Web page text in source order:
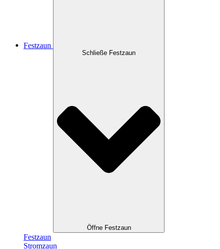
Festzaun
Schließe Festzaun
Öffne Festzaun
Festzaun
Stromzaun